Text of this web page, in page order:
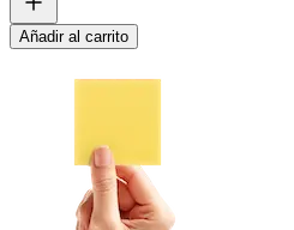
Añadir al carrito